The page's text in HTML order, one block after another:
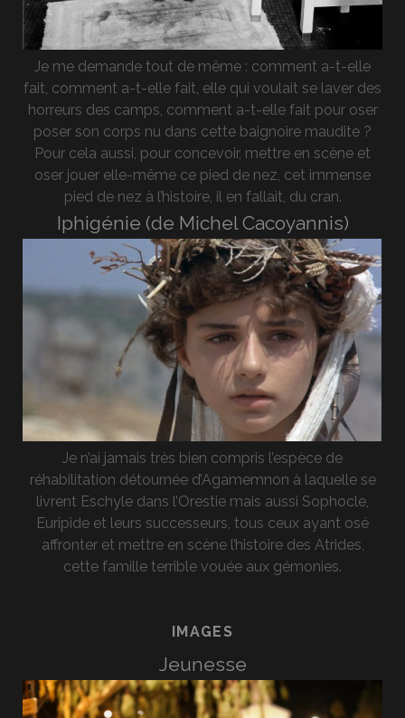
Je me demande tout de même : comment a-t-elle
fait, comment a-t-elle fait, elle qui voulait se laver des
horreurs des camps, comment a-t-elle fait pour oser
poser son corps nu dans cette baignoire maudite ?
Pour cela aussi, pour concevoir, mettre en scène et
oser jouer elle-même ce pied de nez, cet immense
pied de nez à l’histoire, il en fallait, du cran.
Iphigénie (de Michel Cacoyannis)
Je n’ai jamais très bien compris l’espèce de
réhabilitation détournée d’Agamemnon à laquelle se
livrent Eschyle dans l’Orestie mais aussi Sophocle,
Euripide et leurs successeurs, tous ceux ayant osé
affronter et mettre en scène l’histoire des Atrides,
cette famille terrible vouée aux gémonies.
IMAGES
Jeunesse